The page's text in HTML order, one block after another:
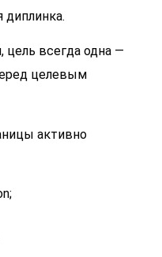
диплинка.
цель всегда одна —
целевым
активно